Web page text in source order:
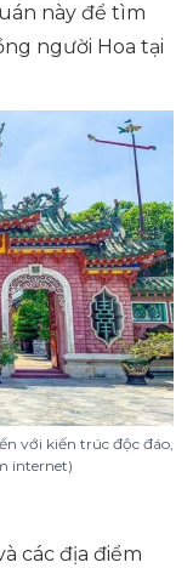
này để tìm
người Hoa tại
với kiến trúc độc đáo,
internet)
các địa điểm